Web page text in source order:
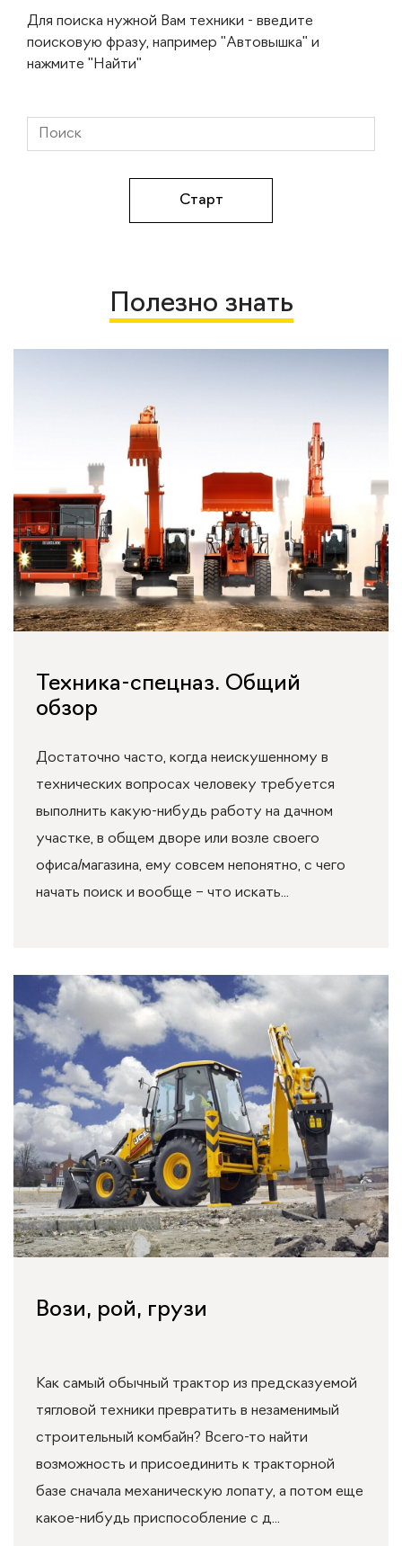
Для поиска нужной Вам техники - введите
поисковую фразу, например "Автовышка" и
нажмите "Найти"
Полезно знать
Техника-спецназ. Общий
обзор
Достаточно часто, когда неискушенному в
технических вопросах человеку требуется
выполнить какую-нибудь работу на дачном
участке, в общем дворе или возле своего
офиса/магазина, ему совсем непонятно, с чего
начать поиск и вообще – что искать...
Вози, рой, грузи
Как самый обычный трактор из предсказуемой
тягловой техники превратить в незаменимый
строительный комбайн? Всего-то найти
возможность и присоединить к тракторной
базе сначала механическую лопату, а потом еще
какое-нибудь приспособление с д...